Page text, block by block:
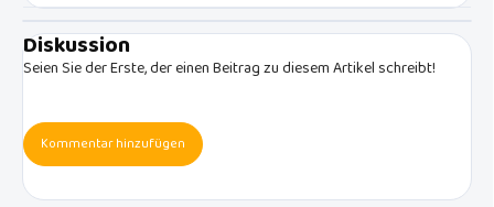
Diskussion
Seien Sie der Erste, der einen Beitrag zu diesem Artikel schreibt!
Kommentar hinzufügen